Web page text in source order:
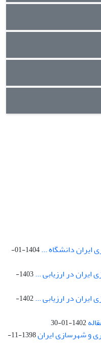
ایران دانشگاه ...
1404-01-
در ارزیابی ...
1403-
در ارزیابی ...
1402-
1402-01-30
و شهرسازی ایران
1398-11-